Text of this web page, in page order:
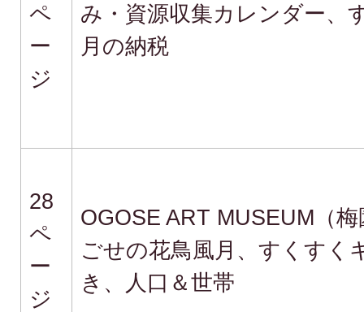
ペ
ー
ジ
み・資源収集カレンダー、
月の納税
28
ペ
ー
ジ
OGOSE ART MUSEUM（
ごせの花鳥風月、すくすく
き、人口＆世帯